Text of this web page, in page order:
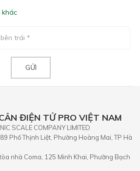
khác
ĐIỆN TỬ PRO VIỆT NAM
SCALE COMPANY LIMITED
Phố Thịnh Liệt, Phường Hoàng Mai, TP Hà
nhà Coma, 125 Minh Khai, Phường Bạch